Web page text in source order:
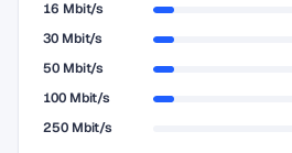
16 Mbit/s
30 Mbit/s
50 Mbit/s
100 Mbit/s
250 Mbit/s